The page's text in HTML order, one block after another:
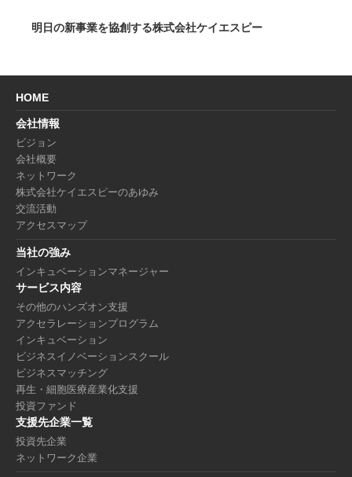
明日の新事業を協創する株式会社ケイエスピー
HOME
会社情報
ビジョン
会社概要
ネットワーク
株式会社ケイエスピーのあゆみ
交流活動
アクセスマップ
当社の強み
インキュベーションマネージャー
サービス内容
その他のハンズオン支援
アクセラレーションプログラム
インキュベーション
ビジネスイノベーションスクール
ビジネスマッチング
再生・細胞医療産業化支援
投資ファンド
支援先企業一覧
投資先企業
ネットワーク企業